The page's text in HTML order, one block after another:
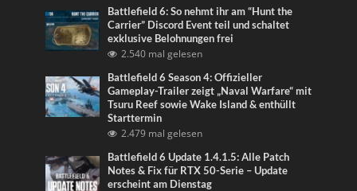
Battlefield 6: So nehmt ihr am “Hunt the
Carrier” Discord Event teil und schaltet
exklusive Belohnungen frei
2.540 mal gelesen
Battlefield 6 Season 4: Offizieller
Gameplay-Trailer zeigt „Naval Warfare“ mit
Tsuru Reef sowie Wake Island & enthüllt
Starttermin
2.479 mal gelesen
Battlefield 6 Update 1.4.1.5: Alle Patch
Notes & Fix für RTX 50-Serie – Update
erscheint am Dienstag